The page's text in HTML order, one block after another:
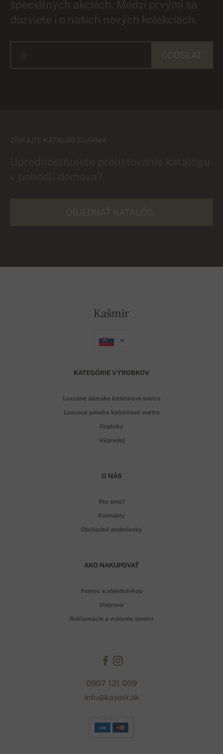
špeciálnych akciách. Medzi prvými sa
dozviete i o našich nových kolekciách.
ZÍSKAJTE KATALÓG ZDARMA
Kašmír
KATEGÓRIE VÝROBKOV
Luxusné dámske kašmírové svetre
Luxusné pánske kašmírové svetre
Doplnky
Výpredaj
O NÁS
Kto sme?
Kontakty
Obchodné podmienky
AKO NAKUPOVAŤ
Pomoc s objednávkou
Doprava
Reklamácie a vrátenie tovaru
0907 131 009
info@kasmir.sk